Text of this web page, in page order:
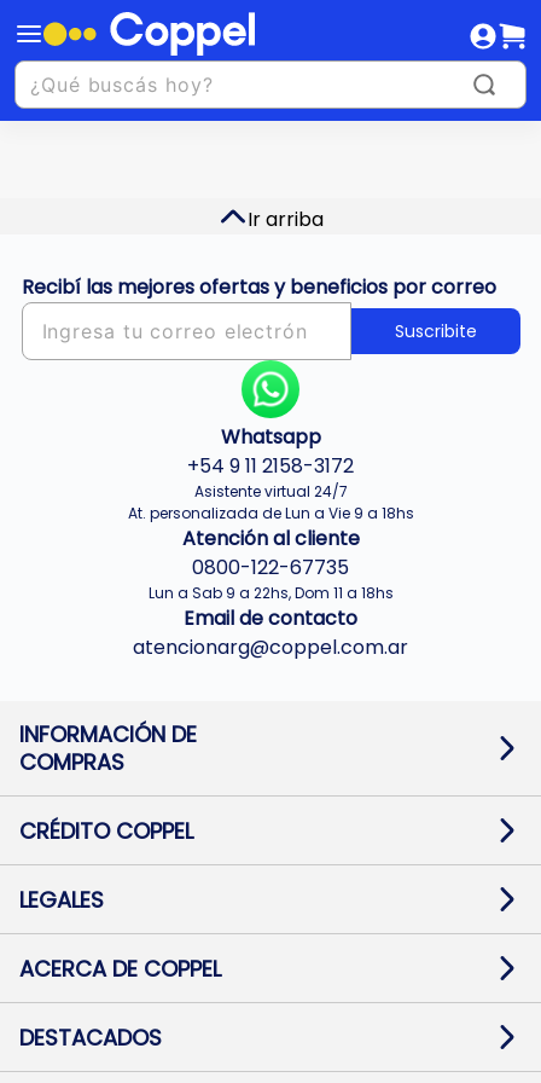
Ir arriba
Recibí las mejores ofertas y beneficios por correo
Suscribite
Whatsapp
+54 9 11 2158-3172
Asistente virtual 24/7
At. personalizada de Lun a Vie 9 a 18hs
Atención al cliente
0800-122-67735
Lun a Sab 9 a 22hs, Dom 11 a 18hs
Email de contacto
atencionarg@coppel.com.ar
INFORMACIÓN DE
COMPRAS
Términos y condiciones
Botón de arrepentimiento
Mapa de sitio
CRÉDITO COPPEL
Solicitar Crédito
Medios de Pago
Pago Fácil Online
LEGALES
Baja contratos
Defensa al consumidor CABA
ACERCA DE COPPEL
Trabajá con Nosotros
Preguntas Frecuentes
DESTACADOS